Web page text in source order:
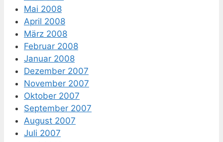
Mai 2008
April 2008
März 2008
Februar 2008
Januar 2008
Dezember 2007
November 2007
Oktober 2007
September 2007
August 2007
Juli 2007